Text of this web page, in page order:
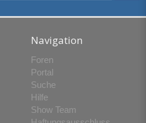
Navigation
Foren
Portal
Suche
Hilfe
Show Team